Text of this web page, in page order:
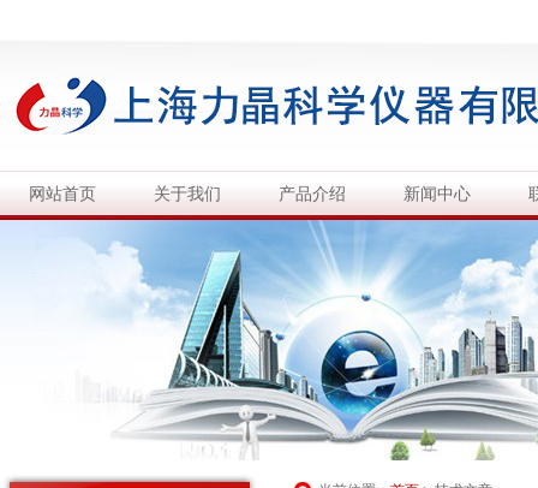
网站首页 关于我们 产品介绍 新闻中心